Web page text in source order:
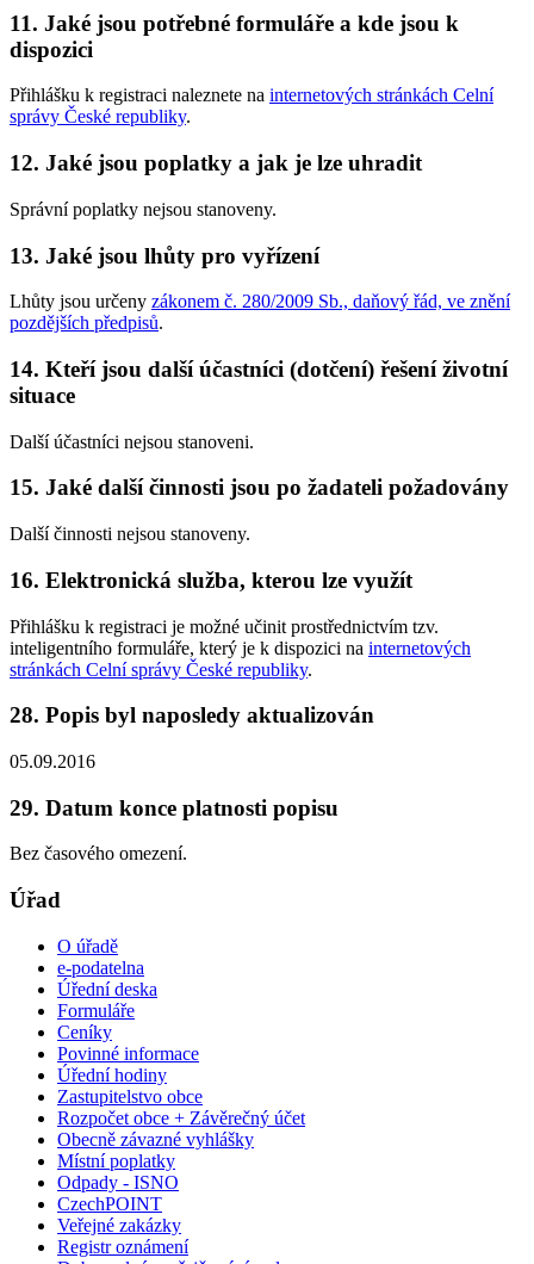
11. Jaké jsou potřebné formuláře a kde jsou k
dispozici
Přihlášku k registraci naleznete na internetových stránkách Celní
správy České republiky.
12. Jaké jsou poplatky a jak je lze uhradit
Správní poplatky nejsou stanoveny.
13. Jaké jsou lhůty pro vyřízení
Lhůty jsou určeny zákonem č. 280/2009 Sb., daňový řád, ve znění
pozdějších předpisů.
14. Kteří jsou další účastníci (dotčení) řešení životní
situace
Další účastníci nejsou stanoveni.
15. Jaké další činnosti jsou po žadateli požadovány
Další činnosti nejsou stanoveny.
16. Elektronická služba, kterou lze využít
Přihlášku k registraci je možné učinit prostřednictvím tzv.
inteligentního formuláře, který je k dispozici na internetových
stránkách Celní správy České republiky.
28. Popis byl naposledy aktualizován
05.09.2016
29. Datum konce platnosti popisu
Bez časového omezení.
Úřad
O úřadě
e-podatelna
Úřední deska
Formuláře
Ceníky
Povinné informace
Úřední hodiny
Zastupitelstvo obce
Rozpočet obce + Závěrečný účet
Obecně závazné vyhlášky
Místní poplatky
Odpady - ISNO
CzechPOINT
Veřejné zakázky
Registr oznámení